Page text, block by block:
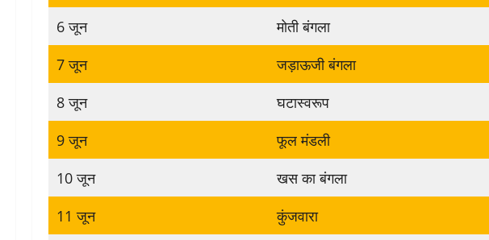
6 जून
मोती बंगला
7 जून
जड़ाऊजी बंगला
8 जून
घटास्वरूप
9 जून
फूल मंडली
10 जून
खस का बंगला
11 जून
कुंजवारा